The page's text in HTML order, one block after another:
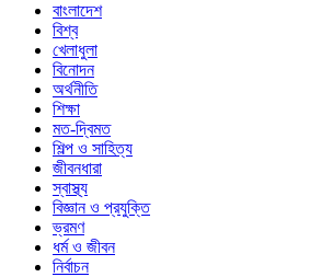
বাংলাদেশ
বিশ্ব
খেলাধুলা
বিনোদন
অর্থনীতি
শিক্ষা
মত-দ্বিমত
শিল্প ও সাহিত্য
জীবনধারা
স্বাস্থ্য
বিজ্ঞান ও প্রযুক্তি
ভ্রমণ
ধর্ম ও জীবন
নির্বাচন